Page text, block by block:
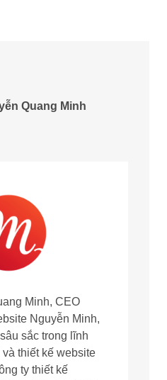
Quang Minh
Minh, CEO
Nguyễn Minh,
sắc trong lĩnh
thiết kế website
ty thiết kế